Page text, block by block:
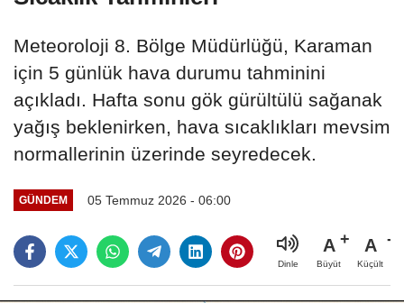
Meteoroloji 8. Bölge Müdürlüğü, Karaman
için 5 günlük hava durumu tahminini
açıkladı. Hafta sonu gök gürültülü sağanak
yağış beklenirken, hava sıcaklıkları mevsim
normallerinin üzerinde seyredecek.
GÜNDEM 05 Temmuz 2026 - 06:00
Dinle
A
Büyüt
A
Küçült